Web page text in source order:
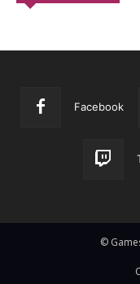
Facebook
©